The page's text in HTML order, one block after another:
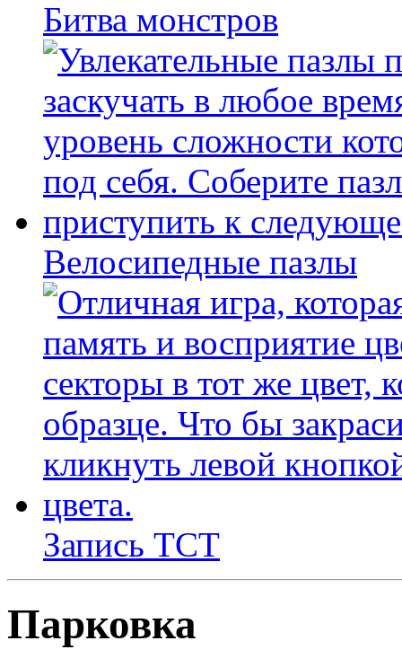
Битва монстров
Велосипедные пазлы
Запись ТСТ
Парковка